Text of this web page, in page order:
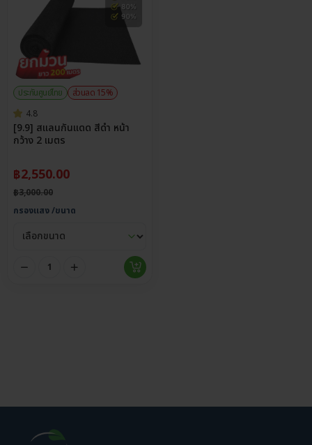
ประกันศูนย์ไทย
ส่วนลด 15%
4.8
[9.9] สแลนกันแดด สีดำ หน้า
กว้าง 2 เมตร
฿2,550.00
฿3,000.00
กรองแสง /ขนาด